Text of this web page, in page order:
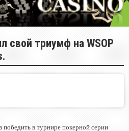
свой триумф на WSOP
победить в турнире покерной серии